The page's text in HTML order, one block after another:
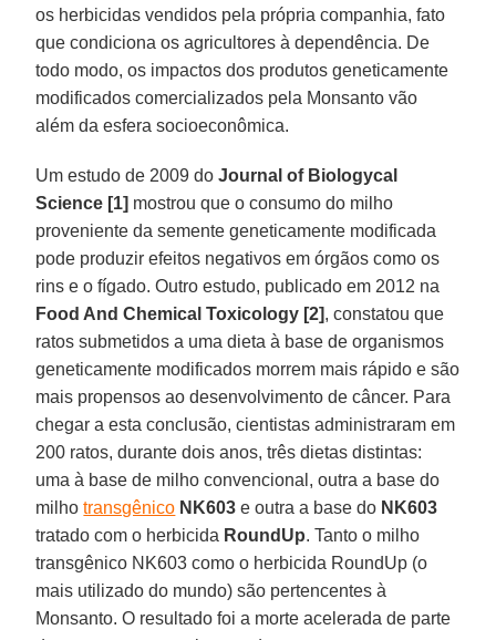
os herbicidas vendidos pela própria companhia, fato
que condiciona os agricultores à dependência. De
todo modo, os impactos dos produtos geneticamente
modificados comercializados pela Monsanto vão
além da esfera socioeconômica.
Um estudo de 2009 doJournal of Biologycal
Science [1] mostrou que o consumo do milho
proveniente da semente geneticamente modificada
pode produzir efeitos negativos em órgãos como os
rins e o fígado. Outro estudo, publicado em 2012 na
Food And Chemical Toxicology [2], constatou que
ratos submetidos a uma dieta à base de organismos
geneticamente modificados morrem mais rápido e são
mais propensos ao desenvolvimento de câncer. Para
chegar a esta conclusão, cientistas administraram em
200 ratos, durante dois anos, três dietas distintas:
uma à base de milho convencional, outra a base do
milhotransgênico NK603 e outra a base do NK603
tratado com o herbicida RoundUp. Tanto o milho
transgênico NK603 como o herbicida RoundUp (o
mais utilizado do mundo) são pertencentes à
Monsanto. O resultado foi a morte acelerada de parte